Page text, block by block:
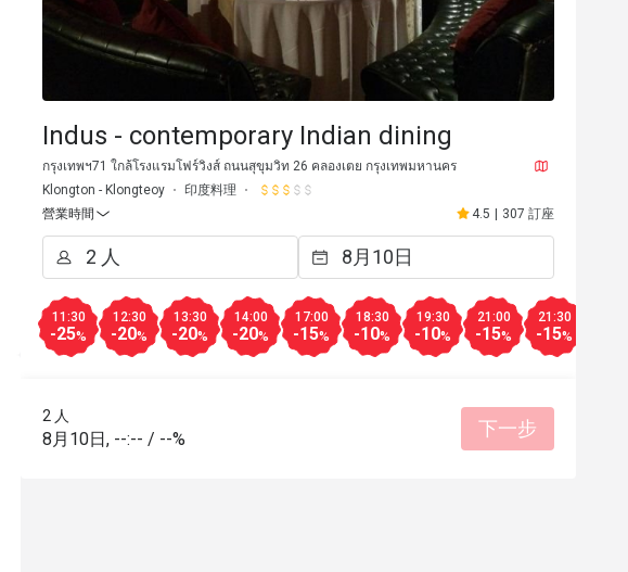
Indus - contemporary Indian dining
กรุงเทพฯ71 ใกล้โรงแรมโฟร์วิงส์ ถนนสุขุมวิท 26 คลองเตย กรุงเทพมหานคร
Klongton - Klongteoy
印度料理
營業時間
4.5 | 307 訂座
11:30
-25%
12:30
-20%
13:30
-20%
14:00
-20%
17:00
-15%
18:30
-10%
19:30
-10%
21:00
-15%
21:30
-15%
2 人
8月10日, --:-- / --% 下一步